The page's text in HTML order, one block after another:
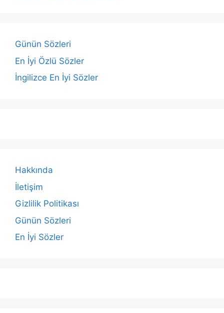
Günün Sözleri
En İyi Özlü Sözler
İngilizce En İyi Sözler
Hakkında
İletişim
Gizlilik Politikası
Günün Sözleri
En İyi Sözler